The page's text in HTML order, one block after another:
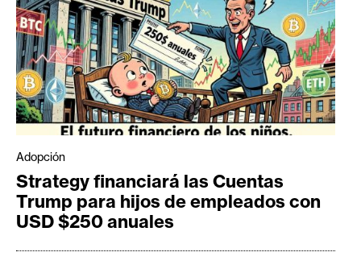
Adopción
Strategy financiará las Cuentas
Trump para hijos de empleados con
USD $250 anuales